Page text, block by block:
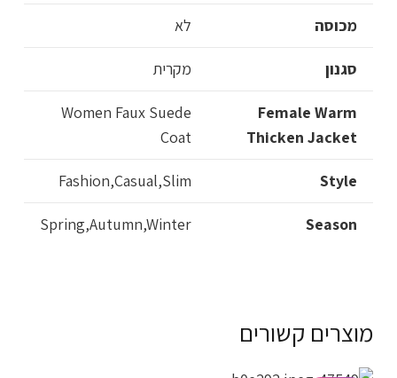
מכוסה לא
סגנון מקרית
Female Warm
Thicken Jacket
Women Faux Suede
Coat
Style
Fashion,Casual,Slim
Season
Spring,Autumn,Winter
מוצרים קשורים